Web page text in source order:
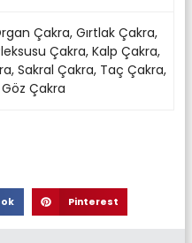
Çakra, Gırtlak Çakra,
Çakra, Kalp Çakra,
, Sakral Çakra, Taç Çakra,
Çakra
Pinterest